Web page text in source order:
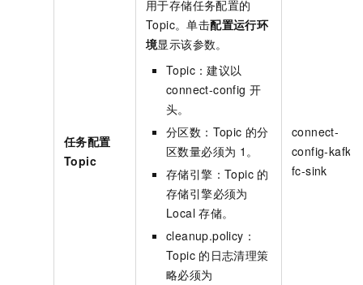
任务配置
Topic
用于存储任务配置的
Topic。单击配置运行环
境显示该参数。
Topic：建议以
connect-config 开
头。
分区数：Topic 的分
区数量必须为 1。
存储引擎：Topic 的
存储引擎必须为
Local 存储。
cleanup.policy：
Topic 的日志清理策
略必须为
connect-
config-kafka-
fc-sink